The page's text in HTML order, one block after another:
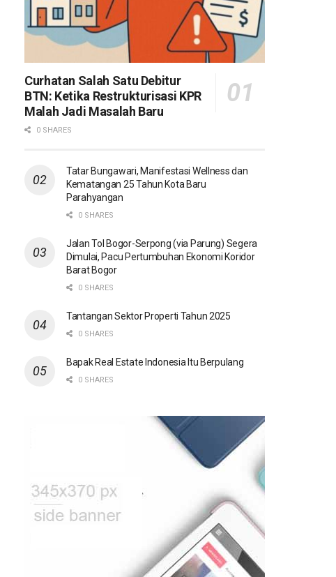
Curhatan Salah Satu Debitur
BTN: Ketika Restrukturisasi KPR
Malah Jadi Masalah Baru
0 SHARES
Tatar Bungawari, Manifestasi Wellness dan
Kematangan 25 Tahun Kota Baru
Parahyangan
0 SHARES
Jalan Tol Bogor-Serpong (via Parung) Segera
Dimulai, Pacu Pertumbuhan Ekonomi Koridor
Barat Bogor
0 SHARES
Tantangan Sektor Properti Tahun 2025
0 SHARES
Bapak Real Estate Indonesia Itu Berpulang
0 SHARES